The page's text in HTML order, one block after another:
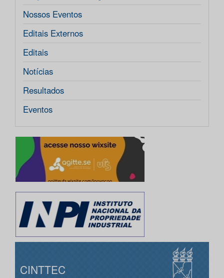
Nossos Eventos
Editais Externos
Editais
Notícias
Resultados
Eventos
CINTTEC